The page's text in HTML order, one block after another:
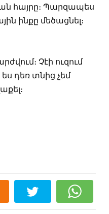
հայրը։ Պարզապես
ինքը մեծացնել։
Չէի ուզում
դեռ տնից չեմ